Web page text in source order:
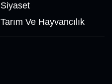
Siyaset
Tarım Ve Hayvancılık